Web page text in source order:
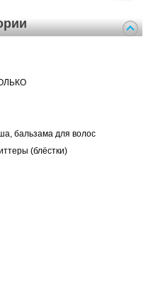
бальзама для волос
(блёстки)